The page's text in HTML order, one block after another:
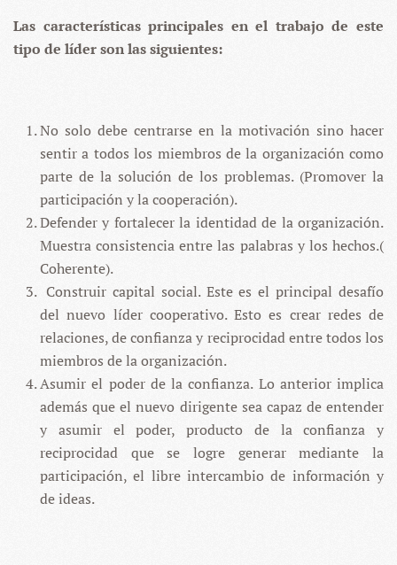
Las características principales en el trabajo de este
tipo de líder son las siguientes:
No solo debe centrarse en la motivación sino hacer
sentir a todos los miembros de la organización como
parte de la solución de los problemas. (Promover la
participación y la cooperación).
Defender y fortalecer la identidad de la organización.
Muestra consistencia entre las palabras y los hechos.(
Coherente).
Construir capital social. Este es el principal desafío
del nuevo líder cooperativo. Esto es crear redes de
relaciones, de confianza y reciprocidad entre todos los
miembros de la organización.
Asumir el poder de la confianza. Lo anterior implica
además que el nuevo dirigente sea capaz de entender
y asumir el poder, producto de la confianza y
reciprocidad que se logre generar mediante la
participación, el libre intercambio de información y
de ideas.